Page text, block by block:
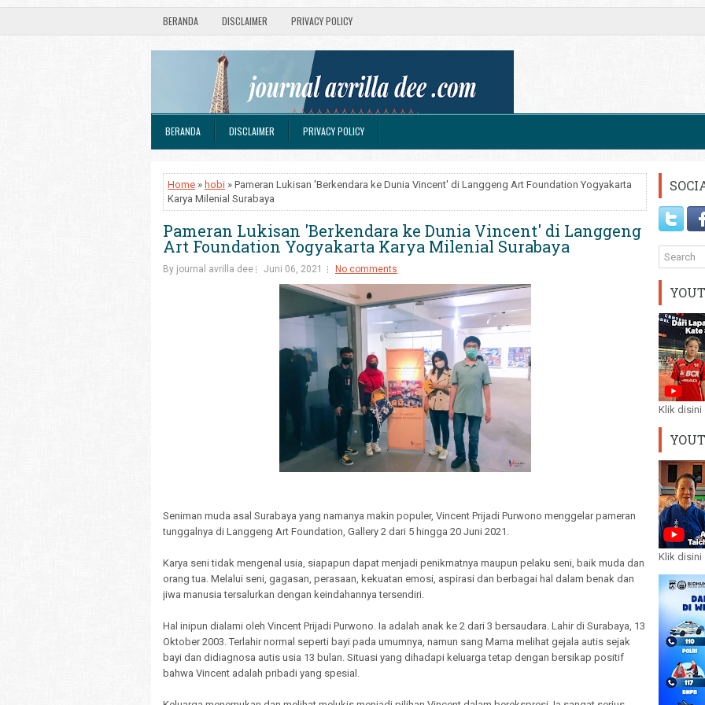
BERANDA DISCLAIMER PRIVACY POLICY
BERANDA DISCLAIMER PRIVACY POLICY
Home » hobi » Pameran Lukisan 'Berkendara ke Dunia Vincent' di Langgeng Art Foundation Yogyakarta
Karya Milenial Surabaya
Pameran Lukisan 'Berkendara ke Dunia Vincent' di Langgeng
Art Foundation Yogyakarta Karya Milenial Surabaya
By journal avrilla dee Juni 06, 2021 No comments
Seniman muda asal Surabaya yang namanya makin populer, Vincent Prijadi Purwono menggelar pameran
tunggalnya di Langgeng Art Foundation, Gallery 2 dari 5 hingga 20 Juni 2021.
Karya seni tidak mengenal usia, siapapun dapat menjadi penikmatnya maupun pelaku seni, baik muda dan
orang tua. Melalui seni, gagasan, perasaan, kekuatan emosi, aspirasi dan berbagai hal dalam benak dan
jiwa manusia tersalurkan dengan keindahannya tersendiri.
Hal inipun dialami oleh Vincent Prijadi Purwono. Ia adalah anak ke 2 dari 3 bersaudara. Lahir di Surabaya, 13
Oktober 2003. Terlahir normal seperti bayi pada umumnya, namun sang Mama melihat gejala autis sejak
bayi dan didiagnosa autis usia 13 bulan. Situasi yang dihadapi keluarga tetap dengan bersikap positif
bahwa Vincent adalah pribadi yang spesial.
Klik disini
Klik disini